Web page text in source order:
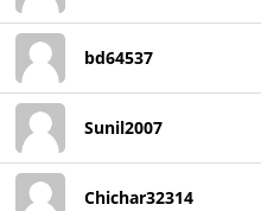
bd64537
Sunil2007
Chichar32314